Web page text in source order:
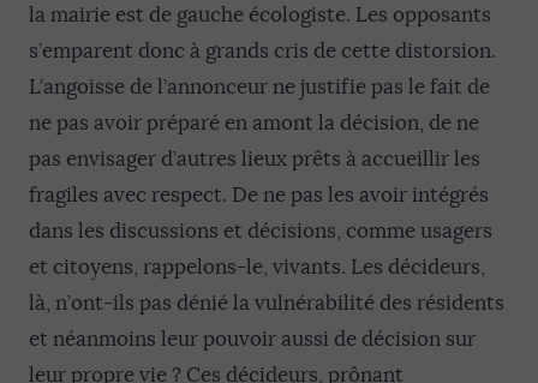
la mairie est de gauche écologiste. Les opposants
s’emparent donc à grands cris de cette distorsion.
L’angoisse de l’annonceur ne justifie pas le fait de
ne pas avoir préparé en amont la décision, de ne
pas envisager d’autres lieux prêts à accueillir les
fragiles avec respect. De ne pas les avoir intégrés
dans les discussions et décisions, comme usagers
et citoyens, rappelons-le, vivants. Les décideurs,
là, n’ont-ils pas dénié la vulnérabilité des résidents
et néanmoins leur pouvoir aussi de décision sur
leur propre vie ? Ces décideurs, prônant